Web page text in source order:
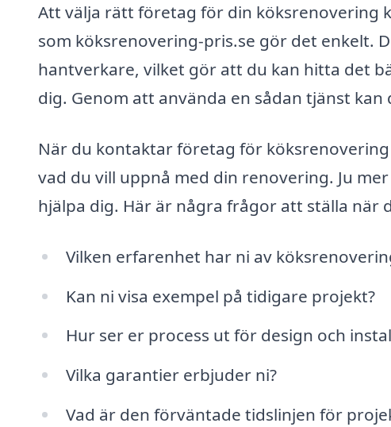
Att välja rätt företag för din köksrenovering
som köksrenovering-pris.se gör det enkelt.
hantverkare, vilket gör att du kan hitta det
dig. Genom att använda en sådan tjänst
När du kontaktar företag för
vad du vill uppnå med din renovering. Ju
hjälpa dig. Här är några frågor att ställa
Vilken erfarenhet har ni av
Kan ni visa exempel på tidigare projekt?
Hur ser er process ut för design och
Vilka garantier erbjuder ni?
Vad är den förväntade tidslinjen för